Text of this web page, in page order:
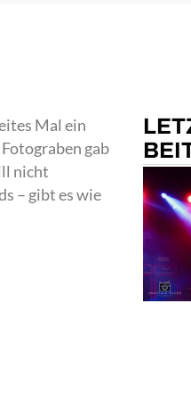
Mal ein
gab
nicht
– gibt es wie